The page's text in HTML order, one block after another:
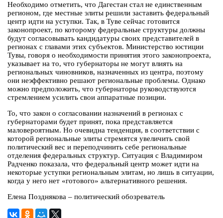
Необходимо отметить, что Дагестан стал не единственным
регионом, где местные элиты решили заставить федеральный
центр идти на уступки. Так, в Туве сейчас готовится
законопроект, по которому федеральные структуры должны
будут согласовывать кандидатуры своих представителей в
регионах с главами этих субъектов. Министерство юстиции
Тувы, говоря о необходимости принятия этого законопроекта,
указывает на то, что губернаторы не могут влиять на
региональных чиновников, назначенных из центра, поэтому
они неэффективно решают региональные проблемы. Однако
можно предположить, что губернаторы руководствуются
стремлением усилить свои аппаратные позиции.
То, что закон о согласовании назначений в регионах с
губернаторами будет принят, пока представляется
маловероятным. Но очевидна тенденция, в соответствии с
которой региональные элиты стремятся увеличить свой
политический вес и переподчинить себе региональные
отделения федеральных структур. Ситуация с Владимиром
Радченко показала, что федеральный центр может идти на
некоторые уступки региональным элитам, но лишь в ситуации,
когда у него нет «готового» альтернативного решения.
Елена Позднякова – политический обозреватель